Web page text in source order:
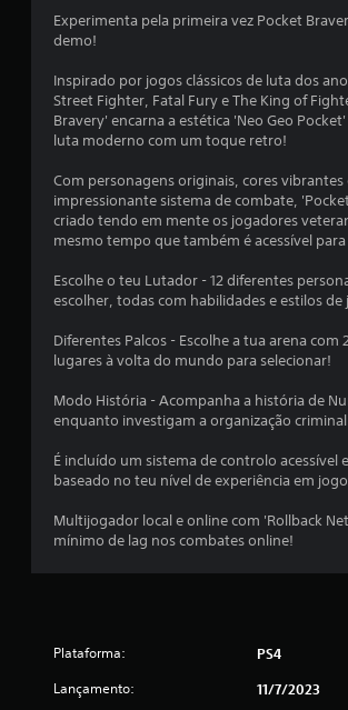
Experimenta pela primeira vez Pocket
demo!
Inspirado por jogos clássicos de luta dos
Street Fighter, Fatal Fury e The King of
Bravery' encarna a estética 'Neo Geo
luta moderno com um toque retro!
Com personagens originais, cores vibrantes
impressionante sistema de combate,
criado tendo em mente os jogadores
mesmo tempo que também é acessível
Escolhe o teu Lutador - 12 diferentes
escolher, todas com habilidades e estilos de
Diferentes Palcos - Escolhe a tua arena com
lugares à volta do mundo para selecionar!
Modo História - Acompanha a história de
enquanto investigam a organização
É incluído um sistema de controlo acessível
baseado no teu nível de experiência em
Multijogador local e online com 'Rollback
mínimo de lag nos combates online!
Plataforma: PS4
Lançamento: 11/7/2023